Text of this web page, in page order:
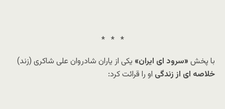
* * *
با پخش «سرود ای ایران» یکی از یاران شادروان علی شاکری (زند)
خلاصه ای از زندگی او را قرائت کرد: